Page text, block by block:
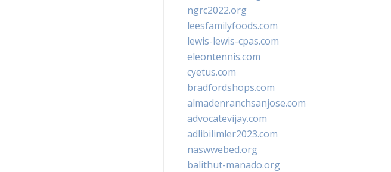
ngrc2022.org
leesfamilyfoods.com
lewis-lewis-cpas.com
eleontennis.com
cyetus.com
bradfordshops.com
almadenranchsanjose.com
advocatevijay.com
adlibilimler2023.com
naswwebed.org
balithut-manado.org